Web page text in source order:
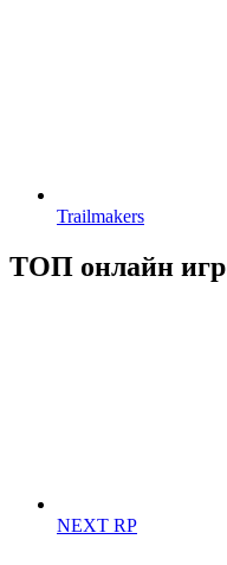
Trailmakers
ТОП онлайн игр
NEXT RP